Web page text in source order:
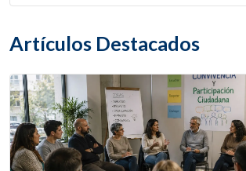
Artículos Destacados